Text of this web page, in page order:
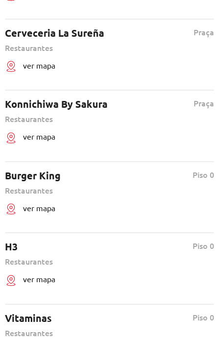
Cerveceria La Sureña
Praça
Restaurantes
ver mapa
Konnichiwa By Sakura
Praça
Restaurantes
ver mapa
Burger King
Piso 0
Restaurantes
ver mapa
H3
Piso 0
Restaurantes
ver mapa
Vitaminas
Piso 0
Restaurantes